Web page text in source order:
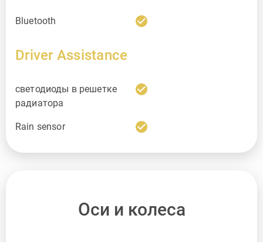
Bluetooth check_circle
Driver Assistance
светодиоды в решетке
радиатора
check_circle
Rain sensor check_circle
Оси и колеса